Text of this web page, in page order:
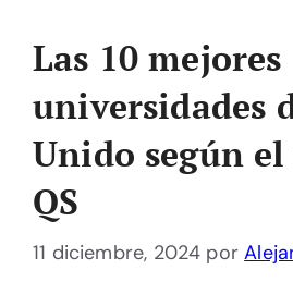
Las 10 mejores
universidades
Unido según
QS
11 diciembre, 2024 por